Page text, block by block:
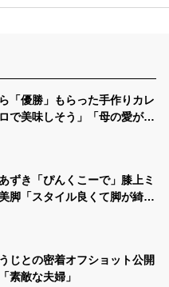
「優勝」もらった手作りカレ
で美味しそう」「母の愛が隠
ずき「ぴんくこーで」膝上ミ
脚「スタイル良くて脚が綺
じとの密着オフショット公開
素敵な夫婦」